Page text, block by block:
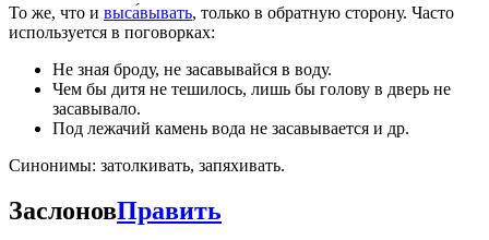
То же, что и выса́вывать, только в обратную сторону. Часто
используется в поговорках:
Не зная броду, не засавывайся в воду.
Чем бы дитя не тешилось, лишь бы голову в дверь не
засавывало.
Под лежачий камень вода не засавывается и др.
Синонимы: затолкивать, запяхивать.
ЗаслоновПравить